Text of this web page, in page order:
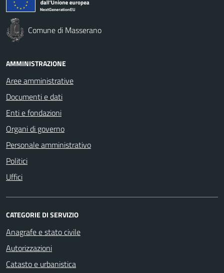
Comune di Masserano
AMMINISTRAZIONE
Aree amministrative
Documenti e dati
Enti e fondazioni
Organi di governo
Personale amministrativo
Politici
Uffici
CATEGORIE DI SERVIZIO
Anagrafe e stato civile
Autorizzazioni
Catasto e urbanistica